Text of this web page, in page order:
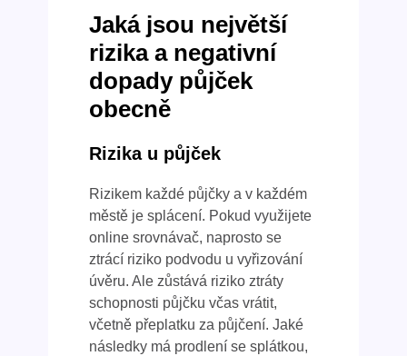
Jaká jsou největší
rizika a negativní
dopady půjček
obecně
Rizika u půjček
Rizikem každé půjčky a v každém
městě je splácení. Pokud využijete
online srovnávač, naprosto se
ztrácí riziko podvodu u vyřizování
úvěru. Ale zůstává riziko ztráty
schopnosti půjčku včas vrátit,
včetně přeplatku za půjčení. Jaké
následky má prodlení se splátkou,